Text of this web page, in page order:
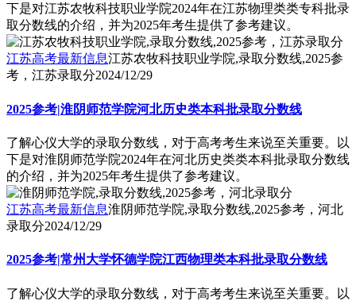
下是对江苏农牧科技职业学院2024年在江苏物理类类专科批录
取分数线的介绍，并为2025年考生提供了参考建议。
江苏高考最新信息江苏农牧科技职业学院,录取分数线,2025参
考，江苏录取分2024/12/29
2025参考|淮阴师范学院河北历史类本科批录取分数线
了解心仪大学的录取分数线，对于高考考生来说至关重要。以
下是对淮阴师范学院2024年在河北历史类类本科批录取分数线
的介绍，并为2025年考生提供了参考建议。
江苏高考最新信息淮阴师范学院,录取分数线,2025参考，河北
录取分2024/12/29
2025参考|常州大学怀德学院江西物理类本科批录取分数线
了解心仪大学的录取分数线，对于高考考生来说至关重要。以